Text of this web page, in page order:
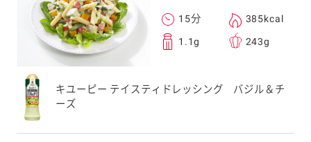
15分 385kcal
1.1g 243g
キユーピー テイスティドレッシング バジル＆チ
ーズ